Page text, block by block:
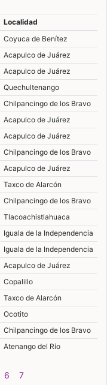
Localidad
Coyuca de Benítez
Acapulco de Juárez
Acapulco de Juárez
Quechultenango
Chilpancingo de los Bravo
Acapulco de Juárez
Acapulco de Juárez
Chilpancingo de los Bravo
Acapulco de Juárez
Taxco de Alarcón
Chilpancingo de los Bravo
Tlacoachistlahuaca
Iguala de la Independencia
Iguala de la Independencia
Acapulco de Juárez
Copalillo
Taxco de Alarcón
Ocotito
Chilpancingo de los Bravo
Atenango del Río
6 7